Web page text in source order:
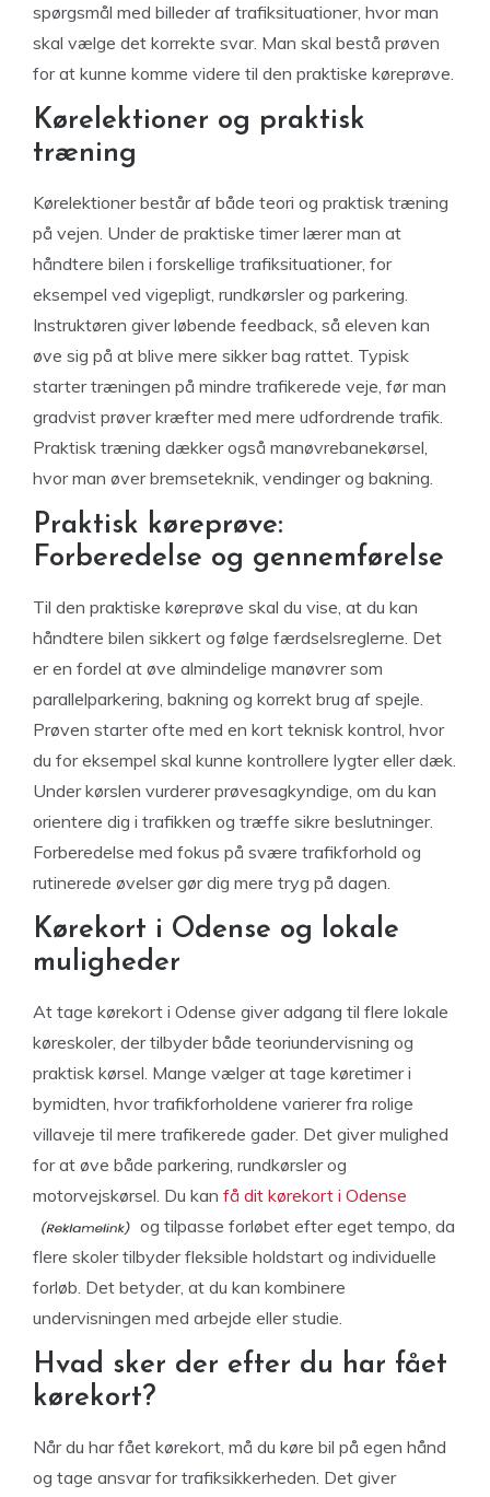
spørgsmål med billeder af trafiksituationer, hvor man
skal vælge det korrekte svar. Man skal bestå prøven
for at kunne komme videre til den praktiske køreprøve.
Kørelektioner og praktisk
træning
Kørelektioner består af både teori og praktisk træning
på vejen. Under de praktiske timer lærer man at
håndtere bilen i forskellige trafiksituationer, for
eksempel ved vigepligt, rundkørsler og parkering.
Instruktøren giver løbende feedback, så eleven kan
øve sig på at blive mere sikker bag rattet. Typisk
starter træningen på mindre trafikerede veje, før man
gradvist prøver kræfter med mere udfordrende trafik.
Praktisk træning dækker også manøvrebanekørsel,
hvor man øver bremseteknik, vendinger og bakning.
Praktisk køreprøve:
Forberedelse og gennemførelse
Til den praktiske køreprøve skal du vise, at du kan
håndtere bilen sikkert og følge færdselsreglerne. Det
er en fordel at øve almindelige manøvrer som
parallelparkering, bakning og korrekt brug af spejle.
Prøven starter ofte med en kort teknisk kontrol, hvor
du for eksempel skal kunne kontrollere lygter eller dæk.
Under kørslen vurderer prøvesagkyndige, om du kan
orientere dig i trafikken og træffe sikre beslutninger.
Forberedelse med fokus på svære trafikforhold og
rutinerede øvelser gør dig mere tryg på dagen.
Kørekort i Odense og lokale
muligheder
At tage kørekort i Odense giver adgang til flere lokale
køreskoler, der tilbyder både teoriundervisning og
praktisk kørsel. Mange vælger at tage køretimer i
bymidten, hvor trafikforholdene varierer fra rolige
villaveje til mere trafikerede gader. Det giver mulighed
for at øve både parkering, rundkørsler og
motorvejskørsel. Du kan få dit kørekort i Odense
og tilpasse forløbet efter eget tempo, da
flere skoler tilbyder fleksible holdstart og individuelle
forløb. Det betyder, at du kan kombinere
undervisningen med arbejde eller studie.
Hvad sker der efter du har fået
kørekort?
Når du har fået kørekort, må du køre bil på egen hånd
og tage ansvar for trafiksikkerheden. Det giver